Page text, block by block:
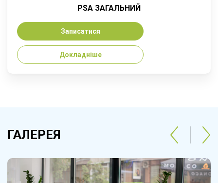
PSA ЗАГАЛЬНИЙ
Записатися
Докладніше
ГАЛЕРЕЯ